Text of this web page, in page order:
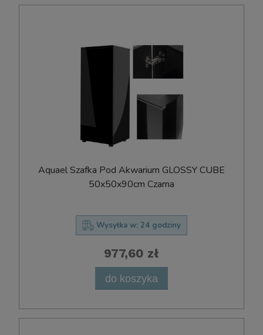
Aquael Szafka Pod Akwarium GLOSSY CUBE
50x50x90cm Czarna
Wysyłka w: 24 godziny
977,60 zł
do koszyka